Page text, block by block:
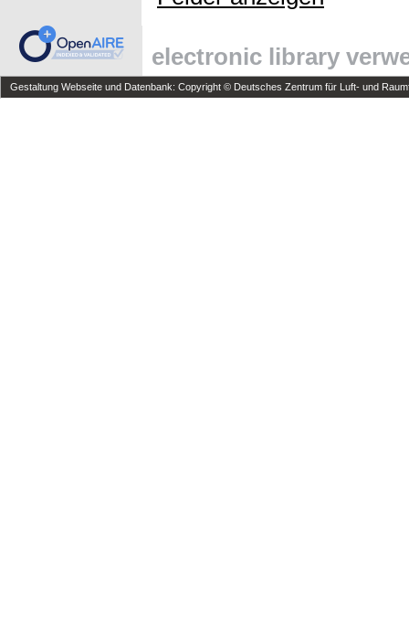
electronic library
Gestaltung Webseite und Datenbank: Copyright © Deutsches Zentrum für Luft- und